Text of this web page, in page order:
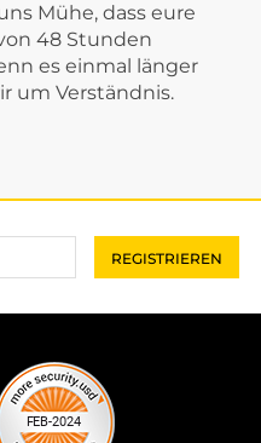
Mühe, dass eure
48 Stunden
es einmal länger
um Verständnis.